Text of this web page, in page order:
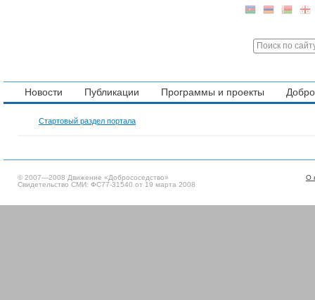
Новости Публикации Программы и проекты
Стартовый раздел портала
О
© 2007—2008 Движение «Добрососедство»
Свидетельство СМИ: ФС77-31540 от 19 марта 2008